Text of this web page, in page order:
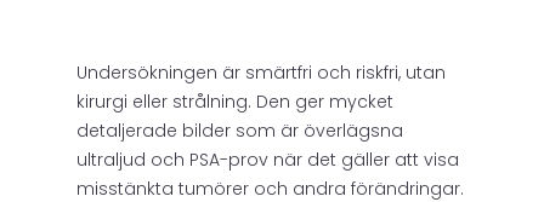
Undersökningen är smärtfri och riskfri, utan
kirurgi eller strålning. Den ger mycket
detaljerade bilder som är överlägsna
ultraljud och PSA-prov när det gäller att visa
misstänkta tumörer och andra förändringar.